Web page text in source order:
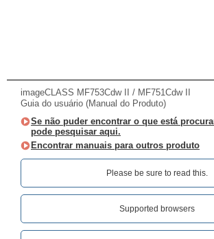
imageCLASS MF753Cdw II / MF751Cdw II
Guia do usuário (Manual do Produto)
Se não puder encontrar o que está
pode pesquisar aqui.
Encontrar manuais para outros produto
Please be sure to read this.‎
Supported browsers